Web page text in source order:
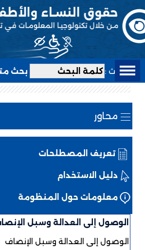
بحث : بحث
محاور
تعريف المصطلحات
دليل الاستخدام
معلومات حول المنظومة
الوصول إلى العدالة وسبل الإنصاف
الوصول إلى العدالة وسبل الإنصاف